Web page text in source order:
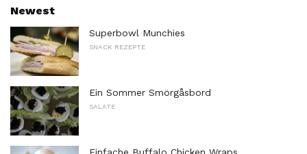
Newest
Superbowl Munchies
SNACK REZEPTE
Ein Sommer Smörgåsbord
SALATE
Einfache Buffalo Chicken Wraps